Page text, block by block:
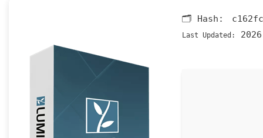
🗂 Hash:
Last Updated: